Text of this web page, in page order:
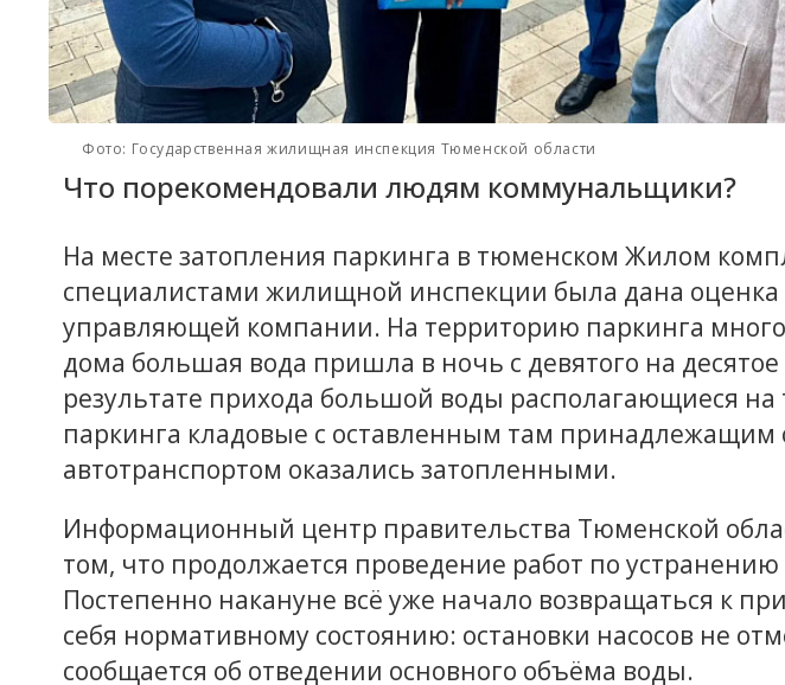
Фото: Государственная жилищная инспекция Тюменской области
Что порекомендовали людям коммунальщики?
На месте затопления паркинга в тюменском Жилом
специалистами жилищной инспекции была дана оценка
управляющей компании. На территорию паркинга
дома большая вода пришла в ночь с девятого на
результате прихода большой воды располагающиеся на
паркинга кладовые с оставленным там принадлежащим
автотранспортом оказались затопленными.
Информационный центр правительства Тюменской
том, что продолжается проведение работ по устранению
Постепенно накануне всё уже начало возвращаться к
себя нормативному состоянию: остановки насосов не
сообщается об отведении основного объёма воды.